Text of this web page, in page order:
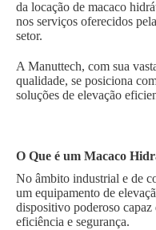
da locação de macaco
nos serviços oferecidos
setor.
A Manuttech, com sua
qualidade, se posiciona
soluções de elevação
O Que é um Macaco
No âmbito industrial e de
um equipamento de
dispositivo poderoso capaz
eficiência e segurança.